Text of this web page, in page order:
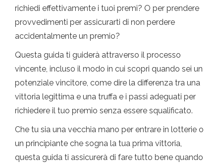
richiedi effettivamente i tuoi premi? O per prendere
provvedimenti per assicurarti di non perdere
accidentalmente un premio?
Questa guida ti guiderà attraverso il processo
vincente, incluso il modo in cui scopri quando sei un
potenziale vincitore, come dire la differenza tra una
vittoria legittima e una truffa e i passi adeguati per
richiedere il tuo premio senza essere squalificato.
Che tu sia una vecchia mano per entrare in lotterie o
un principiante che sogna la tua prima vittoria,
questa guida ti assicurerà di fare tutto bene quando